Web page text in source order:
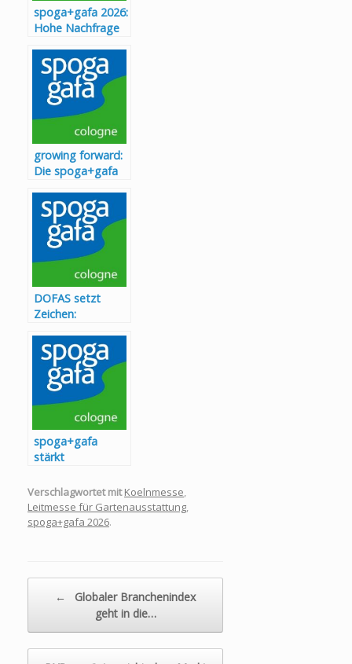
spoga+gafa 2026:
Hohe Nachfrage
Outdoor-
Dekoration und -
Möbel
growing forward:
Die spoga+gafa
DOFAS setzt
Zeichen:
Outdoormöbel-
Branche auf der
spoga+gafa 2026
stark vertreten
spoga+gafa
stärkt
s: neuer Termin
ab 2027 im
September
Verschlagwortet mit Koelnmesse,
Leitmesse für Gartenausstattung,
spoga+gafa 2026.
←
Globaler Branchenindex
geht in die…